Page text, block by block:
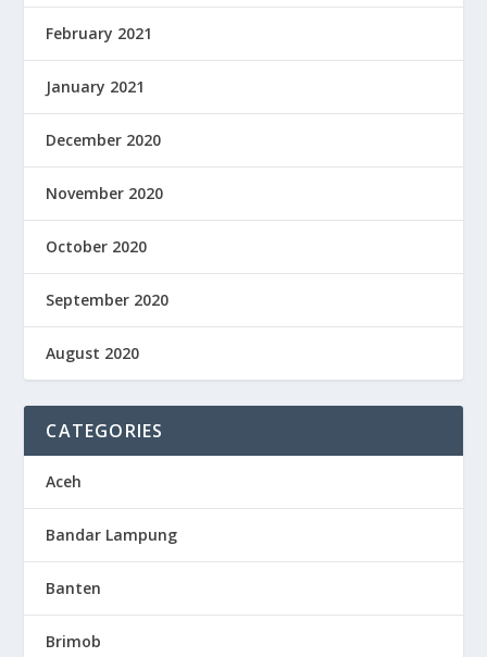
February 2021
January 2021
December 2020
November 2020
October 2020
September 2020
August 2020
CATEGORIES
Aceh
Bandar Lampung
Banten
Brimob